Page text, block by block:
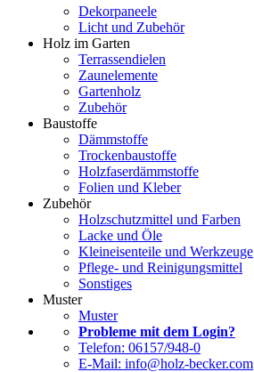
Dekorpaneele
Licht und Zubehör
Holz im Garten
Terrassendielen
Zaunelemente
Gartenholz
Zubehör
Baustoffe
Dämmstoffe
Trockenbaustoffe
Holzfaserdämmstoffe
Folien und Kleber
Zubehör
Holzschutzmittel und Farben
Lacke und Öle
Kleineisenteile und Werkzeuge
Pflege- und Reinigungsmittel
Sonstiges
Muster
Muster
Probleme mit dem Login?
Telefon: 06157/948-0
E-Mail: info@holz-becker.com